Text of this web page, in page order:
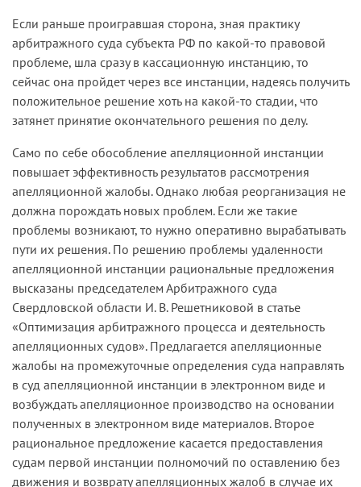
Если раньше проигравшая сторона, зная практику
арбитражного суда субъекта РФ по какой-то правовой
проблеме, шла сразу в кассационную инстанцию, то
сейчас она пройдет через все инстанции, надеясь получить
положительное решение хоть на какой-то стадии, что
затянет принятие окончательного решения по делу.
Само по себе обособление апелляционной инстанции
повышает эффективность результатов рассмотрения
апелляционной жалобы. Однако любая реорганизация не
должна порождать новых проблем. Если же такие
проблемы возникают, то нужно оперативно вырабатывать
пути их решения. По решению проблемы удаленности
апелляционной инстанции рациональные предложения
высказаны председателем Арбитражного суда
Свердловской области И. В. Решетниковой в статье
«Оптимизация арбитражного процесса и деятельность
апелляционных судов». Предлагается апелляционные
жалобы на промежуточные определения суда направлять
в суд апелляционной инстанции в электронном виде и
возбуждать апелляционное производство на основании
полученных в электронном виде материалов. Второе
рациональное предложение касается предоставления
судам первой инстанции полномочий по оставлению без
движения и возврату апелляционных жалоб в случае их